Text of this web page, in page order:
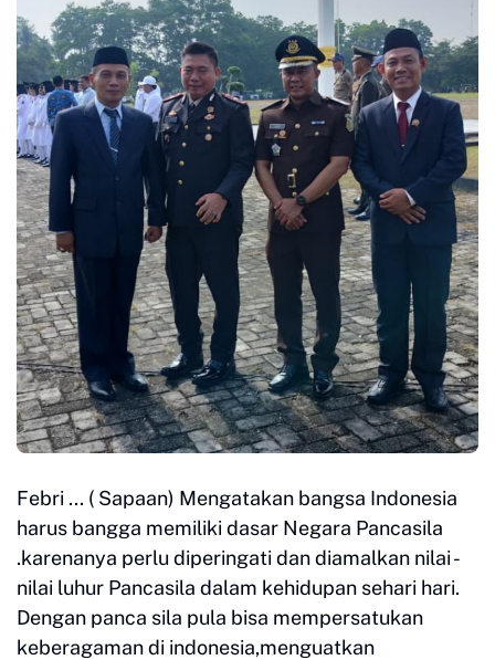
Febri ... ( Sapaan) Mengatakan bangsa Indonesia
harus bangga memiliki dasar Negara Pancasila
.karenanya perlu diperingati dan diamalkan nilai -
nilai luhur Pancasila dalam kehidupan sehari hari.
Dengan panca sila pula bisa mempersatukan
keberagaman di indonesia,menguatkan